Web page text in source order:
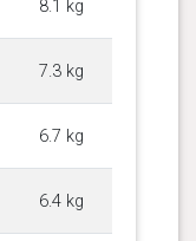
8.1 kg
7.3 kg
6.7 kg
6.4 kg